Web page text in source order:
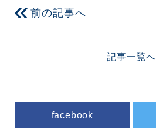
前の記事へ
記事一覧へ
facebook